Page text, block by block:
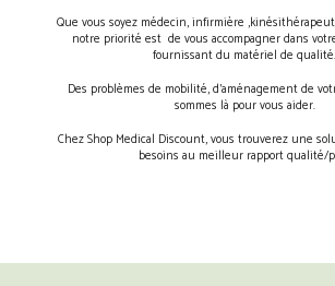
Que vous soyez médecin, infirmière
notre priorité est de vous accompagner dans
fournissant du matériel de qualité.
Des problèmes de mobilité, d’aménagement de
sommes là pour vous aider.
Chez Shop Medical Discount, vous trouverez une
besoins au meilleur rapport qualité/